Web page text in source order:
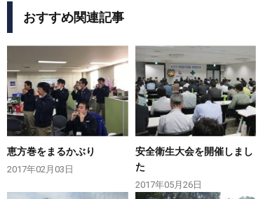
おすすめ関連記事
恵方巻をまるかぶり
2017年02月03日
安全衛生大会を開催しまし
た
2017年05月26日